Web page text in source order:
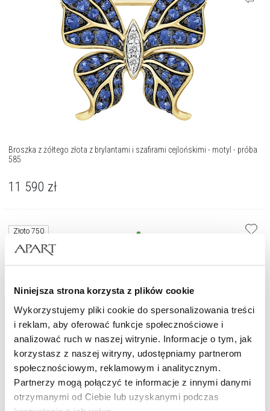
Niniejsza strona korzysta z plików cookie
Wykorzystujemy pliki cookie do spersonalizowania treści
i reklam, aby oferować funkcje społecznościowe i
analizować ruch w naszej witrynie. Informacje o tym, jak
korzystasz z naszej witryny, udostępniamy partnerom
społecznościowym, reklamowym i analitycznym.
Partnerzy mogą połączyć te informacje z innymi danymi
otrzymanymi od Ciebie lub uzyskanymi podczas
Broszka z żółtego złota z brylantami i szafirami cejlońskimi - motyl - próba
585
11 590 zł
Złoto 750
Broszka z białego złota z brylantami, kamieniami szlachetnymi i